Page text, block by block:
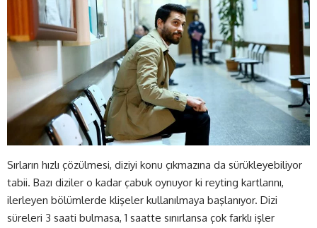
Sırların hızlı çözülmesi, diziyi konu çıkmazına da sürükleyebiliyor
tabii. Bazı diziler o kadar çabuk oynuyor ki reyting kartlarını,
ilerleyen bölümlerde klişeler kullanılmaya başlanıyor. Dizi
süreleri 3 saati bulmasa, 1 saatte sınırlansa çok farklı işler